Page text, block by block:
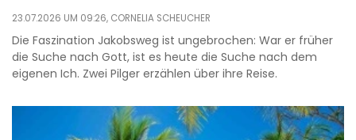
23.07.2026 UM 09:26, CORNELIA SCHEUCHER
Die Faszination Jakobsweg ist ungebrochen: War er früher
die Suche nach Gott, ist es heute die Suche nach dem
eigenen Ich. Zwei Pilger erzählen über ihre Reise.